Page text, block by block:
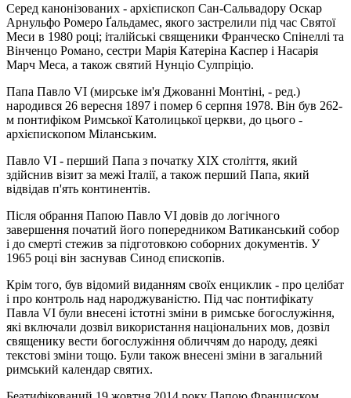
Серед канонізованих - архієпископ Сан-Сальвадору Оскар
Арнульфо Ромеро Ґальдамес, якого застрелили під час Святої
Меси в 1980 році; італійські священики Франческо Спінеллі та
Вінченцо Романо, сестри Марія Катеріна Каспер і Насарія
Марч Меса, а також святий Нунціо Сулпріціо.
Папа Павло VI (мирське ім'я Джованні Монтіні, - ред.)
народився 26 вересня 1897 і помер 6 серпня 1978. Він був 262-
м понтифіком Римської Католицької церкви, до цього -
архієпископом Міланським.
Павло VI - перший Папа з початку XIX століття, який
здійснив візит за межі Італії, а також перший Папа, який
відвідав п'ять континентів.
Після обрання Папою Павло VI довів до логічного
завершення початий його попередником Ватиканський собор
і до смерті стежив за підготовкою соборних документів. У
1965 році він заснував Синод єпископів.
Крім того, був відомий виданням своїх енциклик - про целібат
і про контроль над народжуваністю. Під час понтифікату
Павла VI були внесені істотні зміни в римське богослужіння,
які включали дозвіл використання національних мов, дозвіл
священику вести богослужіння обличчям до народу, деякі
текстові зміни тощо. Були також внесені зміни в загальний
римський календар святих.